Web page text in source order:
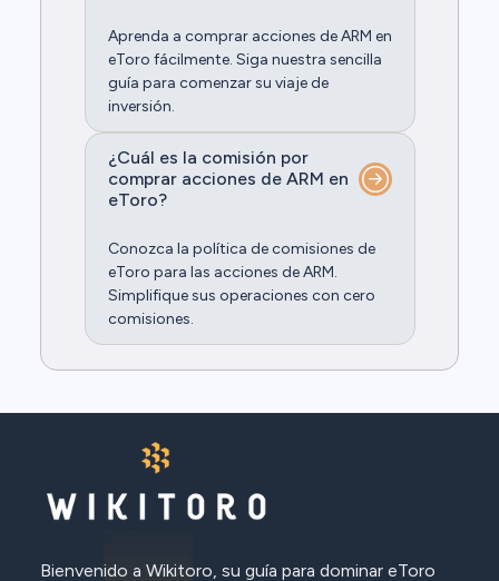
Aprenda a comprar acciones de ARM en
eToro fácilmente. Siga nuestra sencilla
guía para comenzar su viaje de
inversión.
¿Cuál es la comisión por
comprar acciones de ARM en
eToro?
Conozca la política de comisiones de
eToro para las acciones de ARM.
Simplifique sus operaciones con cero
comisiones.
Bienvenido a Wikitoro, su guía para dominar eToro